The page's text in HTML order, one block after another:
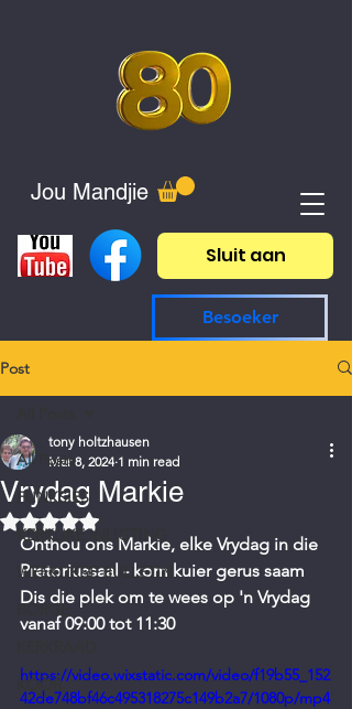
Jou Mandjie
Sluit aan
Besoeker
Post
All Posts
FUNKSIES
KERKLIKE INLIGTING
WEEKLIKSE BULLETIN
BORGE
KOOR
Vrydag Markie
tony holtzhausen
Mar 8, 2024 1 min read
Rated NaN out of 5 stars.
Onthou ons Markie, elke Vrydag in die
Pretoriussaal - kom kuier gerus saam
Dis die plek om te wees op 'n Vrydag
vanaf 09:00 tot 11:30
https://video.wixstatic.com/video/f19b55_152
42de748bf46c495318275c149b2a7/1080p/mp4